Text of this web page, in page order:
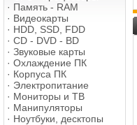
· Память - RAM
· Видеокарты
· HDD, SSD, FDD
· CD - DVD - BD
· Звуковые карты
· Охлаждение ПК
· Корпуса ПК
· Электропитание
· Мониторы и ТВ
· Манипуляторы
· Ноутбуки, десктопы